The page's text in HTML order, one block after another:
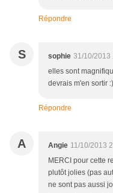
Répondre
S sophie 31/10/2013
elles sont
devrais m'en sortir :)
Répondre
A Angie 11/10/2013
MERCI pour cette
plutôt jolies (pas
ne sont pas aussi